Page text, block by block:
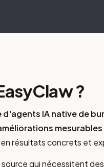
?
IA native de
résultats concrets et
qui nécessitent